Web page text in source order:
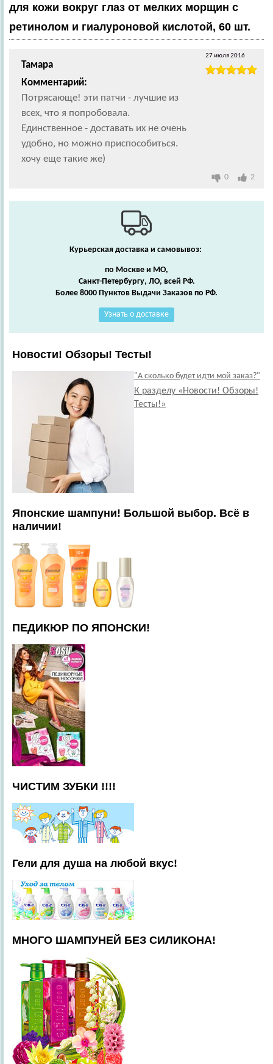
для кожи вокруг глаз от мелких морщин с
ретинолом и гиалуроновой кислотой, 60 шт.
Тамара
Комментарий:
Потрясающе! эти патчи - лучшие из
всех, что я попробовала.
Единственное - доставать их не очень
удобно, но можно приспособиться.
хочу еще такие же)
27 июля 2016
0 2
Курьерская доставка и самовывоз:
по Москве и МО,
Санкт-Петербургу, ЛО, всей РФ.
Более 8000 Пунктов Выдачи Заказов по РФ.
Узнать о доставке
Новости! Обзоры! Тесты!
"А сколько будет идти мой заказ?"
К разделу «Новости! Обзоры!
Тесты!»
Японские шампуни! Большой выбор. Всё в
наличии!
ПЕДИКЮР ПО ЯПОНСКИ!
ЧИСТИМ ЗУБКИ !!!!
Гели для душа на любой вкус!
МНОГО ШАМПУНЕЙ БЕЗ СИЛИКОНА!